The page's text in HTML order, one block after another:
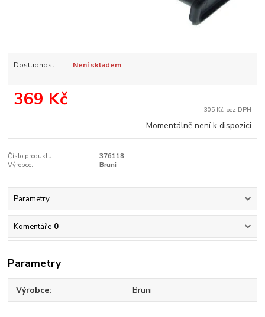
Dostupnost Není skladem
369 Kč 305 Kč bez DPH
Momentálně není k dispozici
Číslo produktu:
376118
Výrobce:
Bruni
Parametry
Komentáře 0
Parametry
Výrobce Bruni